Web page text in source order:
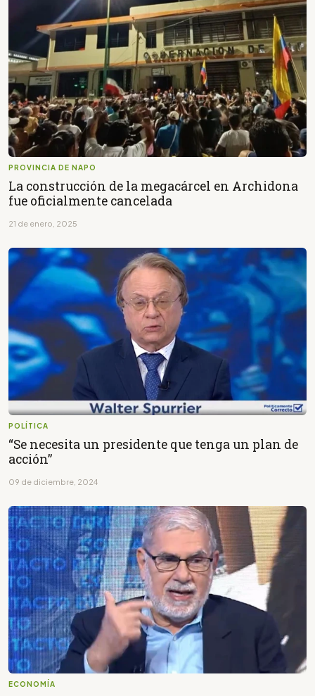
PROVINCIA DE NAPO
La construcción de la megacárcel en Archidona
fue oficialmente cancelada
21 de enero, 2025
POLÍTICA
“Se necesita un presidente que tenga un plan de
acción”
09 de diciembre, 2024
ECONOMÍA